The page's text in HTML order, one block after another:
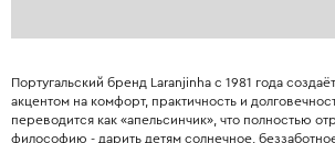
Португальский бренд Laranjinha с 1981 года
акцентом на комфорт, практичность и
переводится как «апельсинчик», что полностью
философию - дарить детям солнечное,